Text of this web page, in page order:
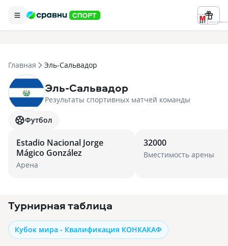
Реклама ООО «БК «Марафон» ИНН
Главная Эль-Сальвадор
Эль-Сальвадор
Результаты спортивных матчей команды
Футбол
Estadio Nacional Jorge
Mágico González
Арена
32000
Вместимость арены
Турнирная таблица
Кубок мира - Квалификация КОНКАКАФ